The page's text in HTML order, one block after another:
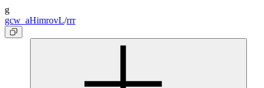
g
gcw_aHimrovL/rrr